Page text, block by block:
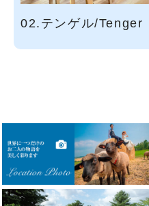
02.テンゲル/Tenger